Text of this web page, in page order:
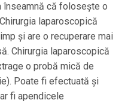
înseamnă că folosește o
laparoscopică
și are o recuperare mai
Chirurgia laparoscopică
o probă mică de
Poate fi efectuată și
fi apendicele